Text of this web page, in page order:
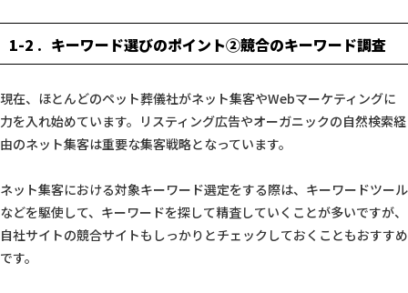
1-2 キーワード選びのポイント②競合のキーワード調査
現在、ほとんどのペット葬儀社がネット集客やWebマーケティングに
力を入れ始めています。リスティング広告やオーガニックの自然検索経
由のネット集客は重要な集客戦略となっています。
ネット集客における対象キーワード選定をする際は、キーワードツール
などを駆使して、キーワードを探して精査していくことが多いですが、
自社サイトの競合サイトもしっかりとチェックしておくこともおすすめ
です。